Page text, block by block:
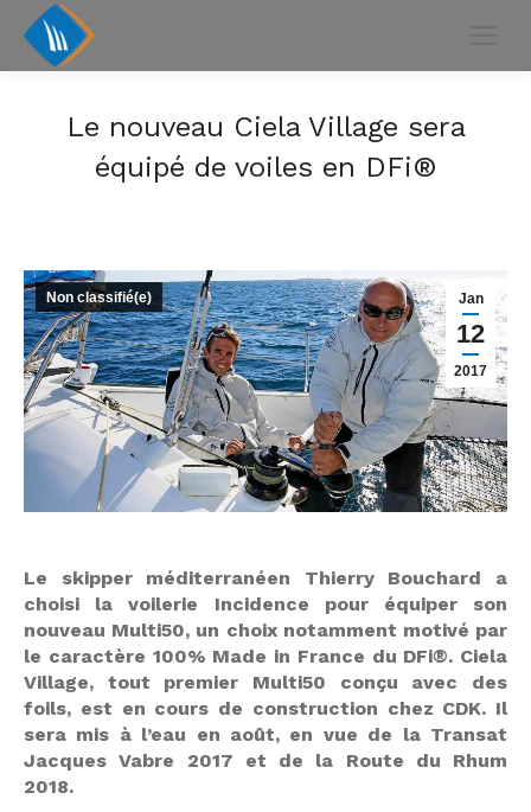
Le nouveau Ciela Village sera
équipé de voiles en DFi®
Jan
12
2017
Non classifié(e)
Le skipper méditerranéen Thierry Bouchard a
choisi la voilerie Incidence pour équiper son
nouveau Multi50, un choix notamment motivé par
le caractère 100% Made in France du DFi®. Ciela
Village, tout premier Multi50 conçu avec des
foils, est en cours de construction chez CDK. Il
sera mis à l’eau en août, en vue de la Transat
Jacques Vabre 2017 et de la Route du Rhum
2018.